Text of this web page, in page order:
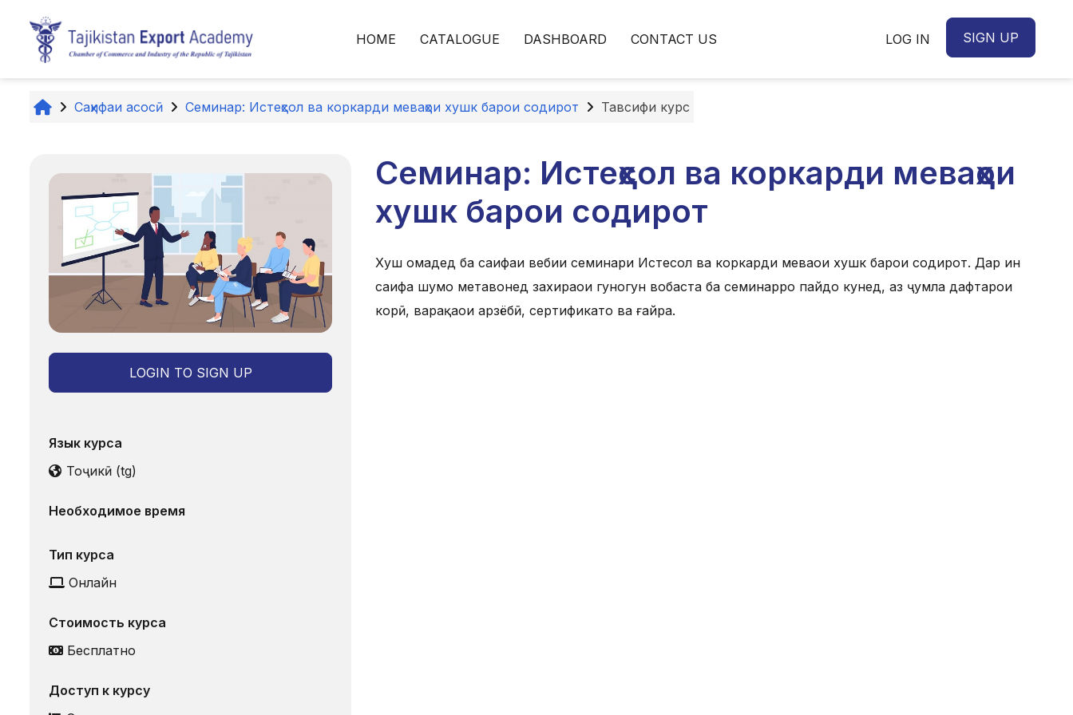
HOME
CATALOGUE DASHBOARD CONTACT US LOG IN SIGN UP
Саҳифаи асосӣ Семинар: Истеҳсол ва коркарди меваҳои хушк барои содирот Тавсифи курс
LOGIN TO SIGN UP
Язык курса
Тоҷикӣ ‎(tg)‎
Необходимое время
Тип курса
Онлайн
Стоимость курса
Бесплатно
Доступ к курсу
Семинар: Истеҳсол ва коркарди меваҳои
хушк барои содирот
Хуш омадед ба саҳифаи вебии семинари Истеҳсол ва коркарди меваҳои хушк барои содирот. Дар ин
саҳифа шумо метавонед захираҳои гуногун вобаста ба семинарро пайдо кунед, аз ҷумла дафтарҳои
корӣ, варақаҳои арзёбӣ, сертификатҳо ва ғайра.